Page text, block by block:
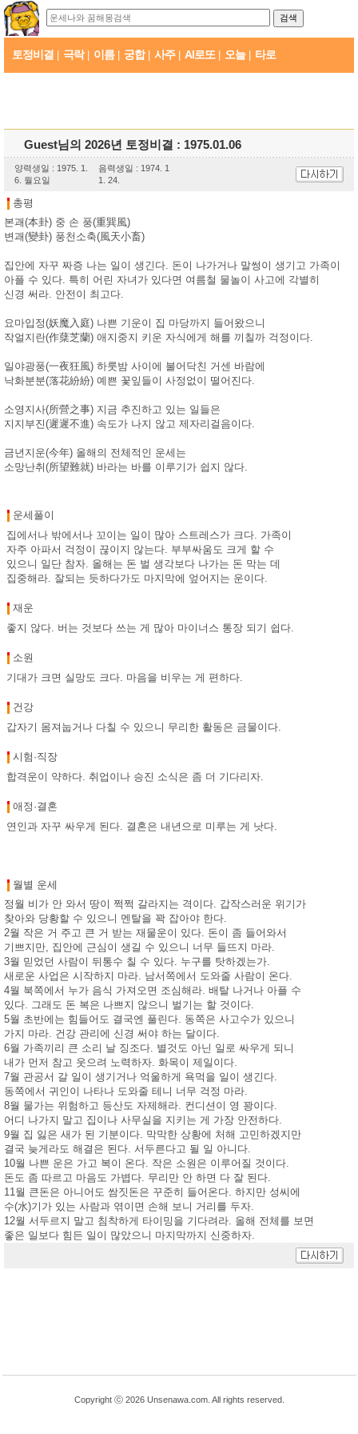
토정비결 극락 이름 궁합 사주 AI로또 오늘 타로
Guest님의 2026년 토정비결 : 1975.01.06
양력생일 : 1975. 1.
6. 월요일
음력생일 : 1974. 1
1. 24.
총평
본괘(本卦) 중 손 풍(重巽風)
변괘(變卦) 풍천소축(風天小畜)
집안에 자꾸 짜증 나는 일이 생긴다. 돈이 나가거나 말썽이 생기고 가족이
아플 수 있다. 특히 어린 자녀가 있다면 여름철 물놀이 사고에 각별히
신경 써라. 안전이 최고다.
요마입정(妖魔入庭) 나쁜 기운이 집 마당까지 들어왔으니
작얼지란(作蘖芝蘭) 애지중지 키운 자식에게 해를 끼칠까 걱정이다.
일야광풍(一夜狂風) 하룻밤 사이에 불어닥친 거센 바람에
낙화분분(落花紛紛) 예쁜 꽃잎들이 사정없이 떨어진다.
소영지사(所營之事) 지금 추진하고 있는 일들은
지지부진(遲遲不進) 속도가 나지 않고 제자리걸음이다.
금년지운(今年) 올해의 전체적인 운세는
소망난취(所望難就) 바라는 바를 이루기가 쉽지 않다.
운세풀이
집에서나 밖에서나 꼬이는 일이 많아 스트레스가 크다. 가족이
자주 아파서 걱정이 끊이지 않는다. 부부싸움도 크게 할 수
있으니 일단 참자. 올해는 돈 벌 생각보다 나가는 돈 막는 데
집중해라. 잘되는 듯하다가도 마지막에 엎어지는 운이다.
재운
좋지 않다. 버는 것보다 쓰는 게 많아 마이너스 통장 되기 쉽다.
소원
기대가 크면 실망도 크다. 마음을 비우는 게 편하다.
건강
갑자기 몸져눕거나 다칠 수 있으니 무리한 활동은 금물이다.
시험·직장
합격운이 약하다. 취업이나 승진 소식은 좀 더 기다리자.
애정·결혼
연인과 자꾸 싸우게 된다. 결혼은 내년으로 미루는 게 낫다.
월별 운세
정월 비가 안 와서 땅이 쩍쩍 갈라지는 격이다. 갑작스러운 위기가
찾아와 당황할 수 있으니 멘탈을 꽉 잡아야 한다.
2월 작은 거 주고 큰 거 받는 재물운이 있다. 돈이 좀 들어와서
기쁘지만, 집안에 근심이 생길 수 있으니 너무 들뜨지 마라.
3월 믿었던 사람이 뒤통수 칠 수 있다. 누구를 탓하겠는가.
새로운 사업은 시작하지 마라. 남서쪽에서 도와줄 사람이 온다.
4월 북쪽에서 누가 음식 가져오면 조심해라. 배탈 나거나 아플 수
있다. 그래도 돈 복은 나쁘지 않으니 벌기는 할 것이다.
5월 초반에는 힘들어도 결국엔 풀린다. 동쪽은 사고수가 있으니
가지 마라. 건강 관리에 신경 써야 하는 달이다.
6월 가족끼리 큰 소리 날 징조다. 별것도 아닌 일로 싸우게 되니
내가 먼저 참고 웃으려 노력하자. 화목이 제일이다.
7월 관공서 갈 일이 생기거나 억울하게 욕먹을 일이 생긴다.
동쪽에서 귀인이 나타나 도와줄 테니 너무 걱정 마라.
8월 물가는 위험하고 등산도 자제해라. 컨디션이 영 꽝이다.
어디 나가지 말고 집이나 사무실을 지키는 게 가장 안전하다.
9월 집 잃은 새가 된 기분이다. 막막한 상황에 처해 고민하겠지만
결국 늦게라도 해결은 된다. 서두른다고 될 일 아니다.
10월 나쁜 운은 가고 복이 온다. 작은 소원은 이루어질 것이다.
돈도 좀 따르고 마음도 가볍다. 무리만 안 하면 다 잘 된다.
11월 큰돈은 아니어도 쌈짓돈은 꾸준히 들어온다. 하지만 성씨에
수(水)기가 있는 사람과 엮이면 손해 보니 거리를 두자.
12월 서두르지 말고 침착하게 타이밍을 기다려라. 올해 전체를 보면
좋은 일보다 힘든 일이 많았으니 마지막까지 신중하자.
Copyright ⓒ 2026 Unsenawa.com. All rights reserved.